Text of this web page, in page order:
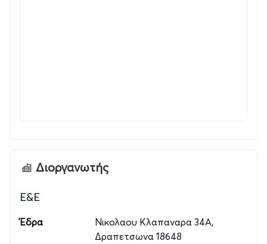
Διοργανωτής
Ε&Ε
Έδρα
Νικολαου Κλαπαναρα 34Α,
Δραπετσωνα 18648